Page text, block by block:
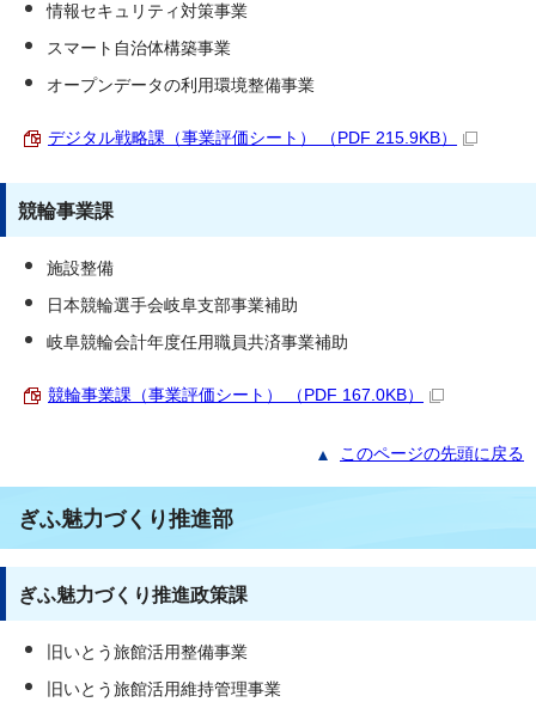
情報セキュリティ対策事業
スマート自治体構築事業
オープンデータの利用環境整備事業
デジタル戦略課（事業評価シート） （PDF 215.9KB）
競輪事業課
施設整備
日本競輪選手会岐阜支部事業補助
岐阜競輪会計年度任用職員共済事業補助
競輪事業課（事業評価シート） （PDF 167.0KB）
このページの先頭に戻る
ぎふ魅力づくり推進部
ぎふ魅力づくり推進政策課
旧いとう旅館活用整備事業
旧いとう旅館活用維持管理事業